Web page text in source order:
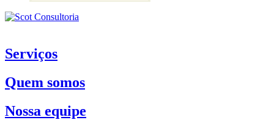
Serviços
Quem somos
Nossa equipe